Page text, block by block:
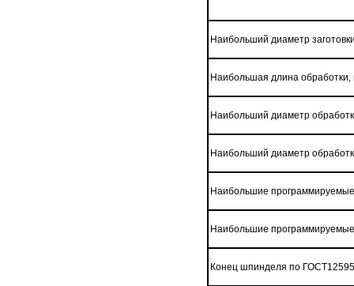
Наибольший диаметр
Наибольшая длина обработки,
Наибольший диаметр
Наибольший диаметр
Наибольшие
Наибольшие
Конец шпинделя по